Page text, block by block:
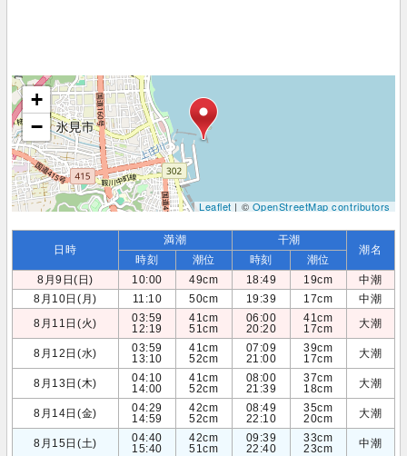
+
−
Leaflet| ©OpenStreetMap contributors
日時
満潮 干潮
潮名
時刻 潮位 時刻
潮位
8月9日(日)
10:00 49cm 18:49 19cm
中潮
8月10日(月)
11:10 50cm 19:39 17cm
中潮
8月11日(火)
03:59
12:19
41cm
51cm
06:00
20:20
41cm
17cm
大潮
8月12日(水)
03:59
13:10
41cm
52cm
07:09
21:00
39cm
17cm
大潮
8月13日(木)
04:10
14:00
41cm
52cm
08:00
21:39
37cm
18cm
大潮
8月14日(金)
04:29
14:59
42cm
52cm
08:49
22:10
35cm
20cm
大潮
8月15日(土)
04:40
15:40
42cm
51cm
09:39
22:40
33cm
23cm
中潮